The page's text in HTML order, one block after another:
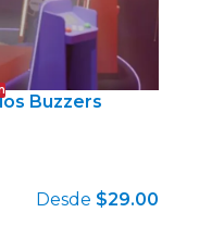
Buzzers
Desde $29.00